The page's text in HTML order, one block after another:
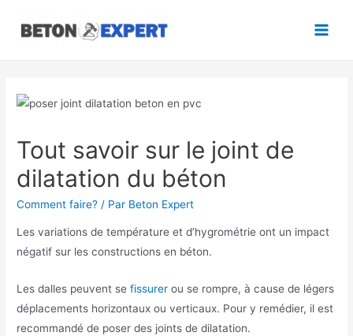
Tout savoir sur le joint de
dilatation du béton
Comment faire? / Par Beton Expert
Les variations de température et d’hygrométrie ont un impact
négatif sur les constructions en béton.
Les dalles peuvent sefissurer ou se rompre, à cause de légers
déplacements horizontaux ou verticaux. Pour y remédier, il est
recommandé de poser des joints de dilatation.